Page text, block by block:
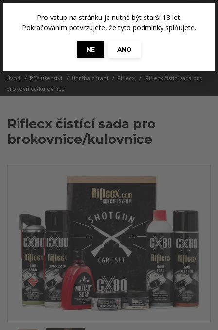
Pro vstup na stránku je nutné být starší 18 let.
Pokračováním potvrzujete, že tyto podmínky splňujete.
NE
ANO
0 Kč
Úvod Příslušenství Údržba zbraní Riflecx
Riflecx čistící sada pro
brokovnice/kulovnice
Riflecx čistící sada pro
brokovnice/kulovnice